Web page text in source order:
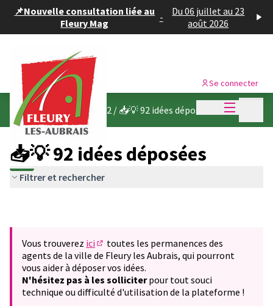
📌Nouvelle consultation liée au
Fleury Mag
-
Du 06 juillet au 23
août 2026
Menu
Se connecter
Budget participatif 2022 / 📥💡 92 idées déposées
📥💡 92 idées déposées
Filtrer et rechercher
Vous trouverez ici
(S'ouvre dans un nouvel onglet)
toutes les permanences des
agents de la ville de Fleury les Aubrais, qui pourront
vous aider à déposer vos idées.
N'hésitez pas à les solliciterpour tout souci
technique ou difficulté d'utilisation de la plateforme !
Panneau de gestion des cookies